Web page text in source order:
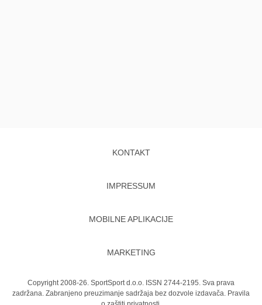
KONTAKT
IMPRESSUM
MOBILNE APLIKACIJE
MARKETING
Copyright 2008-26. SportSport d.o.o. ISSN 2744-2195. Sva prava
zadržana. Zabranjeno preuzimanje sadržaja bez dozvole izdavača. Pravila